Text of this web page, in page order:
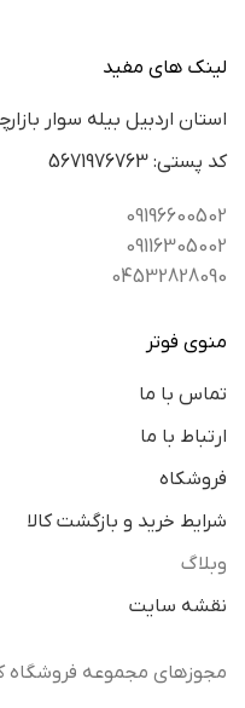
لینک های مفید
استان اردبيل بيله سوار بازارچه
كد پستي: 5671976763
09196600502
09116305002
04532828090
منوی فوتر
تماس با ما
ارتباط با ما
فروشکاه
شرایط خرید و بازگشت کالا
وبلاگ
نقشه سایت
مجوزهای مجموعه فروشگاه